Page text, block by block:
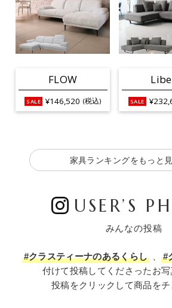
FLOW
¥146,520 (税込)
家具ランキングをもっと
USER’S
みんなの投稿
#クラスティーナのあるくらし #
付けて投稿してくださったお写
投稿をクリックして商品をチ